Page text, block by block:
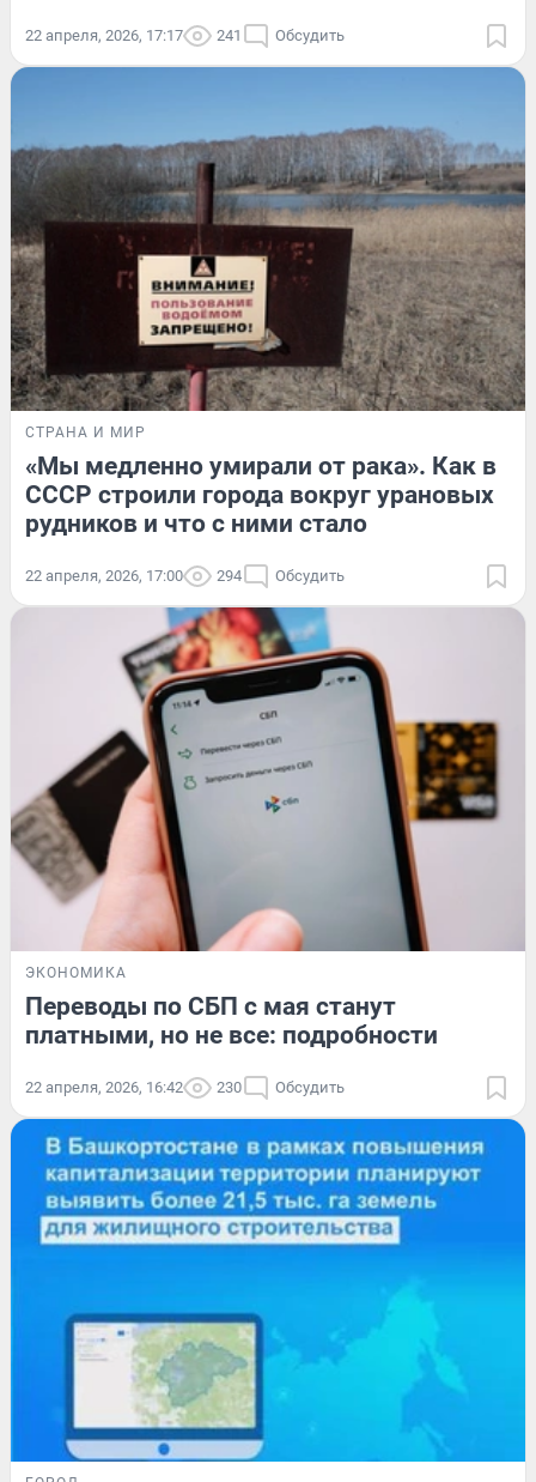
22 апреля, 2026, 17:17 241 Обсудить
СТРАНА И МИР
«Мы медленно умирали от рака». Как в
СССР строили города вокруг урановых
рудников и что с ними стало
22 апреля, 2026, 17:00 294 Обсудить
ЭКОНОМИКА
Переводы по СБП с мая станут
платными, но не все: подробности
22 апреля, 2026, 16:42 230 Обсудить